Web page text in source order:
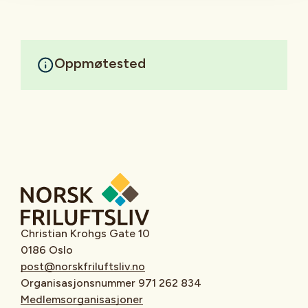
Oppmøtested
Christian Krohgs Gate 10
0186 Oslo
post@norskfriluftsliv.no
Organisasjonsnummer 971 262 834
Medlemsorganisasjoner